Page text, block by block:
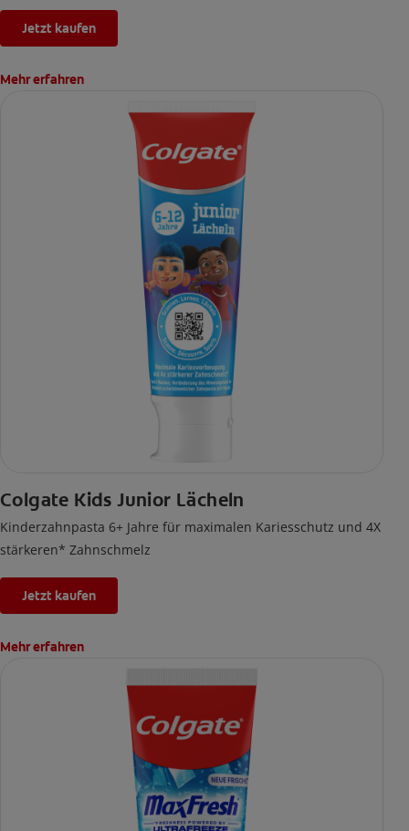
Jetzt kaufen
Mehr erfahren
Colgate Kids Junior Lächeln
Kinderzahnpasta 6+ Jahre für maximalen Kariesschutz und 4X
stärkeren* Zahnschmelz
Jetzt kaufen
Mehr erfahren